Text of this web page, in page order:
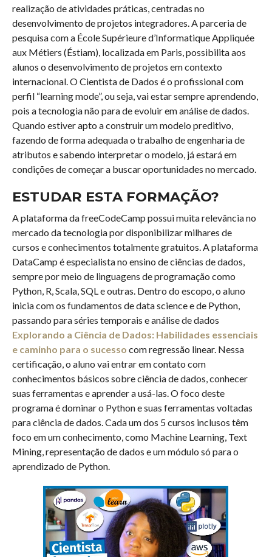
realização de atividades práticas, centradas no
desenvolvimento de projetos integradores. A parceria de
pesquisa com a École Supérieure d’Informatique Appliquée
aux Métiers (Éstiam), localizada em Paris, possibilita aos
alunos o desenvolvimento de projetos em contexto
internacional. O Cientista de Dados é o profissional com
perfil “learning mode”, ou seja, vai estar sempre aprendendo,
pois a tecnologia não para de evoluir em análise de dados.
Quando estiver apto a construir um modelo preditivo,
fazendo de forma adequada o trabalho de engenharia de
atributos e sabendo interpretar o modelo, já estará em
condições de começar a buscar oportunidades no mercado.
ESTUDAR ESTA FORMAÇÃO?
A plataforma da freeCodeCamp possui muita relevância no
mercado da tecnologia por disponibilizar milhares de
cursos e conhecimentos totalmente gratuitos. A plataforma
DataCamp é especialista no ensino de ciências de dados,
sempre por meio de linguagens de programação como
Python, R, Scala, SQL e outras. Dentro do escopo, o aluno
inicia com os fundamentos de data science e de Python,
passando para séries temporais e análise de dados
Explorando a Ciência de Dados: Habilidades essenciais
e caminho para o sucesso com regressão linear. Nessa
certificação, o aluno vai entrar em contato com
conhecimentos básicos sobre ciência de dados, conhecer
suas ferramentas e aprender a usá-las. O foco deste
programa é dominar o Python e suas ferramentas voltadas
para ciência de dados. Cada um dos 5 cursos inclusos têm
foco em um conhecimento, como Machine Learning, Text
Mining, representação de dados e um módulo só para o
aprendizado de Python.